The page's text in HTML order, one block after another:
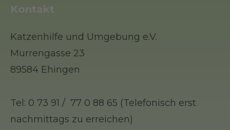
Kontakt
Katzenhilfe und Umgebung e.V.
Murrengasse 23
89584 Ehingen
Tel: 0 73 91 / 77 0 88 65 (Telefonisch erst
nachmittags zu erreichen)